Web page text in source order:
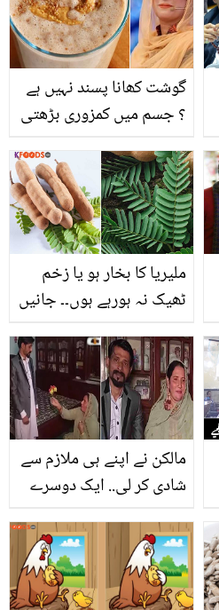
گوشت کھانا پسند نہیں ہے
؟ جسم میں کمزوری بڑھتی
بتادیا ہائی پروٹین پاؤڈرسے
ہر قسم کی کمزوری کا گھر
بیٹھے بہترین علاج
ملیریا کا بخار ہو یا زخم
ٹھیک نہ ہورہے ہوں۔۔ جانیں
طرح مدد کرستے ہیں؟ 5
حیرت انگیز فوائد
مالکن نے اپنے ہی ملازم سے
شادی کر لی.. ایک دوسرے
کیف کہتے ہیں! مالکن نے
نوکر سے شادی کی کیا وجہ
بتائی؟